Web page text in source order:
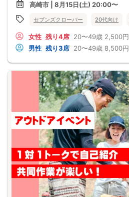
高崎市 | 8月15日(土) 20:00〜
セブンズクローバー 20代向け
女性 残り4席 20〜49歳 2,500円
男性 残り3席 20〜49歳 8,500円